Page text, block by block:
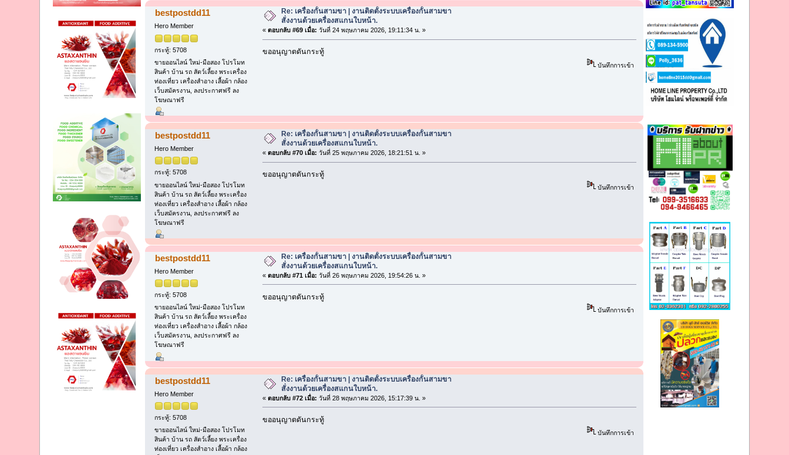
bestpostdd11
Hero Member
กระทู้: 5708
ขายออนไลน์ ใหม่-มือสอง โปรโมท
สินค้า บ้าน รถ สัตว์เลี้ยง พระเครื่อง
ท่องเที่ยว เครื่องสำอาง เสื้อผ้า กล้อง
เว็บสมัครงาน, ลงประกาศฟรี ลง
โฆษณาฟรี
Re: เครื่องกั้นสามขา | งานติดตั้งระบบเครื่องกั้นสามขา
สั่งงานด้วยเครื่องสแกนใบหน้า.
« ตอบกลับ #69 เมื่อ: วันที่ 24 พฤษภาคม 2026, 19:11:34 น. »
ขออนุญาตดันกระทู้
บันทึกการเข้า
bestpostdd11
Hero Member
กระทู้: 5708
ขายออนไลน์ ใหม่-มือสอง โปรโมท
สินค้า บ้าน รถ สัตว์เลี้ยง พระเครื่อง
ท่องเที่ยว เครื่องสำอาง เสื้อผ้า กล้อง
เว็บสมัครงาน, ลงประกาศฟรี ลง
โฆษณาฟรี
Re: เครื่องกั้นสามขา | งานติดตั้งระบบเครื่องกั้นสามขา
สั่งงานด้วยเครื่องสแกนใบหน้า.
« ตอบกลับ #70 เมื่อ: วันที่ 25 พฤษภาคม 2026, 18:21:51 น. »
ขออนุญาตดันกระทู้
บันทึกการเข้า
bestpostdd11
Hero Member
กระทู้: 5708
ขายออนไลน์ ใหม่-มือสอง โปรโมท
สินค้า บ้าน รถ สัตว์เลี้ยง พระเครื่อง
ท่องเที่ยว เครื่องสำอาง เสื้อผ้า กล้อง
เว็บสมัครงาน, ลงประกาศฟรี ลง
โฆษณาฟรี
Re: เครื่องกั้นสามขา | งานติดตั้งระบบเครื่องกั้นสามขา
สั่งงานด้วยเครื่องสแกนใบหน้า.
« ตอบกลับ #71 เมื่อ: วันที่ 26 พฤษภาคม 2026, 19:54:26 น. »
ขออนุญาตดันกระทู้
บันทึกการเข้า
bestpostdd11
Hero Member
กระทู้: 5708
ขายออนไลน์ ใหม่-มือสอง โปรโมท
สินค้า บ้าน รถ สัตว์เลี้ยง พระเครื่อง
ท่องเที่ยว เครื่องสำอาง เสื้อผ้า กล้อง
Re: เครื่องกั้นสามขา | งานติดตั้งระบบเครื่องกั้นสามขา
สั่งงานด้วยเครื่องสแกนใบหน้า.
« ตอบกลับ #72 เมื่อ: วันที่ 28 พฤษภาคม 2026, 15:17:39 น. »
ขออนุญาตดันกระทู้
บันทึกการเข้า